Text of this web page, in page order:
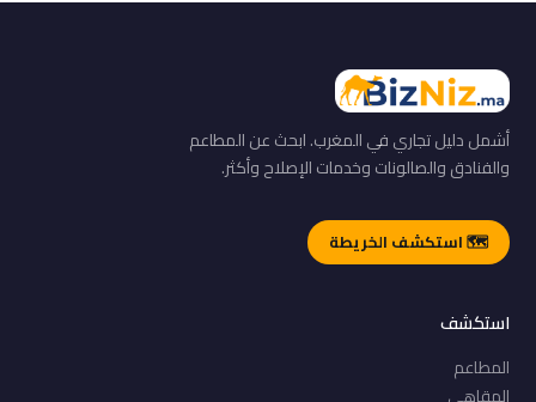
أشمل دليل تجاري في المغرب. ابحث عن المطاعم
والفنادق والصالونات وخدمات الإصلاح وأكثر.
🗺️ استكشف الخريطة
استكشف
المطاعم